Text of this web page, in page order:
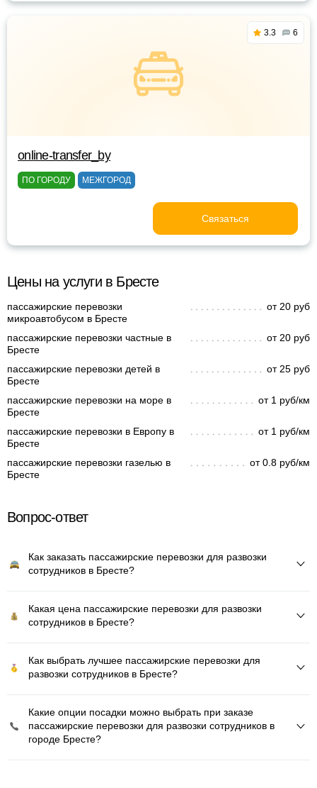
3.3 6
online-transfer_by
ПО ГОРОДУ МЕЖГОРОД
Связаться
Цены на услуги в Бресте
пассажирские перевозки
микроавтобусом в Бресте
от 20 руб
пассажирские перевозки частные в
Бресте
от 20 руб
пассажирские перевозки детей в
Бресте
от 25 руб
пассажирские перевозки на море в
Бресте
от 1 руб/км
пассажирские перевозки в Европу в
Бресте
от 1 руб/км
пассажирские перевозки газелью в
Бресте
от 0.8 руб/км
Вопрос-ответ
Как заказать пассажирские перевозки для развозки
сотрудников в Бресте?
Какая цена пассажирские перевозки для развозки
сотрудников в Бресте?
Как выбрать лучшее пассажирские перевозки для
развозки сотрудников в Бресте?
Какие опции посадки можно выбрать при заказе
пассажирские перевозки для развозки сотрудников в
городе Бресте?